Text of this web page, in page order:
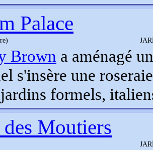
Palace
Brown a aménagé
s'insère une
formels,
Moutiers